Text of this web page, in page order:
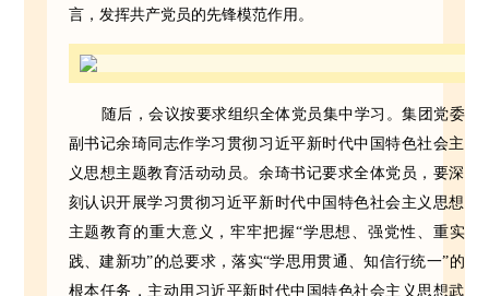
言，发挥共产党员的先锋模范作用。
随后，会议按要求组织全体党员集中学习。集团党委
副书记余琦同志作学习贯彻习近平新时代中国特色社会主
义思想主题教育活动动员。余琦书记要求全体党员，要深
刻认识开展学习贯彻习近平新时代中国特色社会主义思想
主题教育的重大意义，牢牢把握“学思想、强党性、重实
践、建新功”的总要求，落实“学思用贯通、知信行统一”的
根本任务，主动用习近平新时代中国特色社会主义思想武